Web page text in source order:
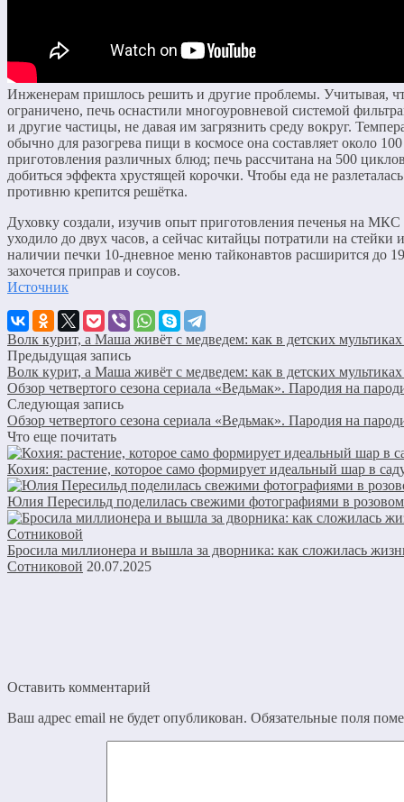
Инженерам пришлось решить и другие проблемы. Учитывая,
ограничено, печь оснастили многоуровневой системой
и другие частицы, не давая им загрязнить среду вокруг.
обычно для разогрева пищи в космосе она составляет около
приготовления различных блюд; печь рассчитана на 500
добиться эффекта хрустящей корочки. Чтобы еда не
противню крепится решётка.
Духовку создали, изучив опыт приготовления печенья на
уходило до двух часов, а сейчас китайцы потратили на
наличии печки 10-дневное меню тайконавтов расширится до
захочется приправ и соусов.
Источник
Волк курит, а Маша живёт с медведем: как в детских
Предыдущая запись
Волк курит, а Маша живёт с медведем: как в детских
Обзор четвертого сезона сериала «Ведьмак». Пародия на
Следующая запись
Обзор четвертого сезона сериала «Ведьмак». Пародия на
Что еще почитать
Кохия: растение, которое само формирует идеальный шар в
Юлия Пересильд поделилась свежими фотографиями в
Бросила миллионера и вышла за дворника: как сложилась
Сотниковой 20.07.2025
Оставить комментарий
Ваш адрес email не будет опубликован. Обязательные поля